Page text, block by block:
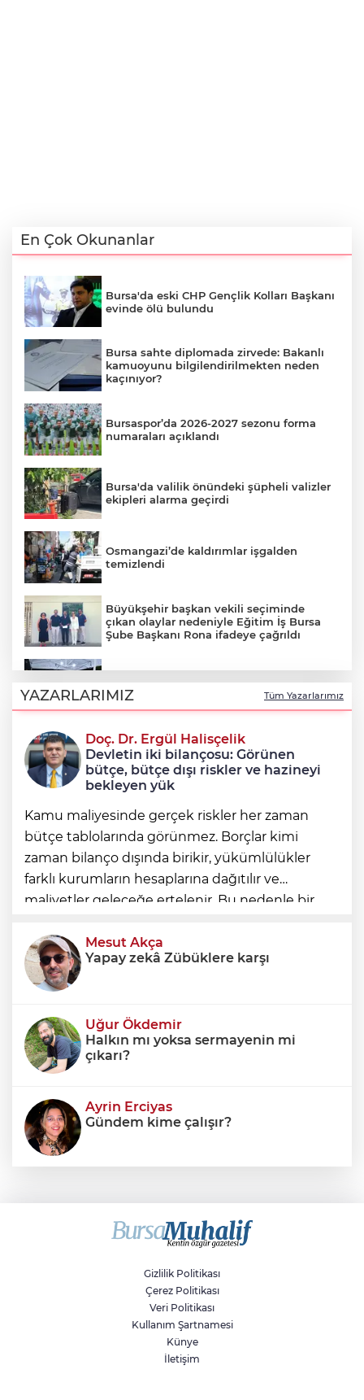
En Çok Okunanlar
Bursa'da eski CHP Gençlik Kolları Başkanı
evinde ölü bulundu
Bursa sahte diplomada zirvede: Bakanlı
kamuoyunu bilgilendirilmekten neden
kaçınıyor?
Bursaspor’da 2026-2027 sezonu forma
numaraları açıklandı
Bursa'da valilik önündeki şüpheli valizler
ekipleri alarma geçirdi
Osmangazi’de kaldırımlar işgalden
temizlendi
Büyükşehir başkan vekili seçiminde
çıkan olaylar nedeniyle Eğitim İş Bursa
Şube Başkanı Rona ifadeye çağrıldı
Şadi Özdemir, Esentepeliler’i dinledi
Nilüfer’de kaldırımlar temizlendi
YAZARLARIMIZ Tüm Yazarlarımız
Doç. Dr. Ergül Halisçelik
Devletin iki bilançosu: Görünen
bütçe, bütçe dışı riskler ve hazineyi
bekleyen yük
Kamu maliyesinde gerçek riskler her zaman
bütçe tablolarında görünmez. Borçlar kimi
zaman bilanço dışında birikir, yükümlülükler
farklı kurumların hesaplarına dağıtılır ve
maliyetler geleceğe ertelenir. Bu nedenle bir
yalnızca bütçe açığına veya resmi borç stok
Mesut Akça
Yapay zekâ Zübüklere karşı
Uğur Ökdemir
Halkın mı yoksa sermayenin mi
çıkarı?
Ayrin Erciyas
Gündem kime çalışır?
Savaşların gölgesinde engellilik,
doğa ve kaybedilen gelecek
Gizlilik Politikası
Çerez Politikası
Veri Politikası
Kullanım Şartnamesi
Künye
İletişim